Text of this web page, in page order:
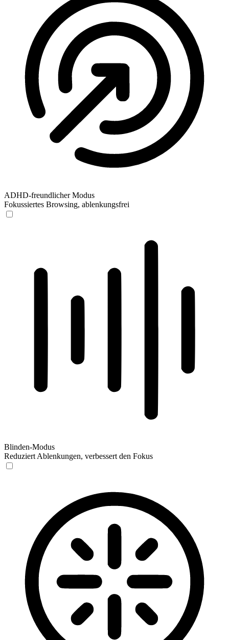
ADHD-freundlicher Modus
Fokussiertes Browsing, ablenkungsfrei
Blinden-Modus
Reduziert Ablenkungen, verbessert den Fokus